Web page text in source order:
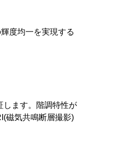
度均一を実現する
します。階調特性が
磁気共鳴断層撮影)